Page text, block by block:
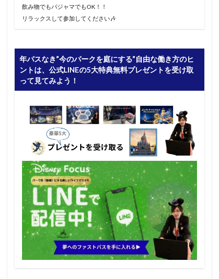
飲み物でもパジャマでもOK！！
リラックスして参加してください🎶
年パスなき”今のパークを庭にする”自由な働き方のヒ
ントは、公式LINEの5大特典無料プレゼントを受け取
って見てみよう！